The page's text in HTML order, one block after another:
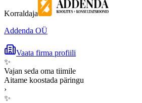
Korraldaja
Addenda OÜ
Vaata firma profiili
✨
Vajan seda oma tiimile
Aitame koostada päringu
›
✨